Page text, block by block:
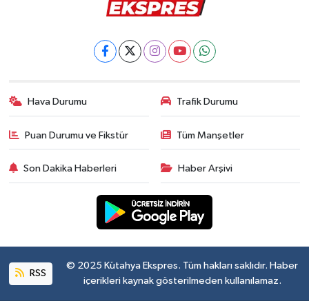
Hava Durumu Trafik Durumu
Puan Durumu ve Fikstür Tüm Manşetler
Son Dakika Haberleri Haber Arşivi
RSS
© 2025 Kütahya Ekspres. Tüm hakları saklıdır. Haber
içerikleri kaynak gösterilmeden kullanılamaz.